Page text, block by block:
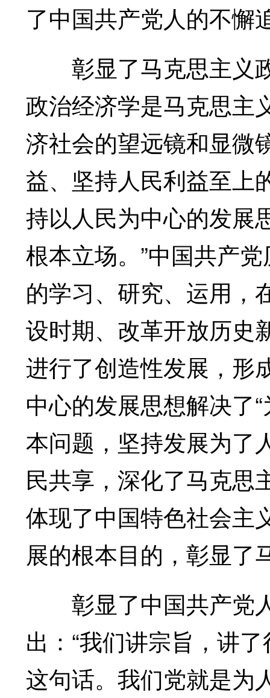
了中国共产党人的不懈
彰显了马克思主义
政治经济学是马克思主
济社会的望远镜和显微
益、坚持人民利益至上
持以人民为中心的发展
根本立场。”中国共产
的学习、研究、运用，
设时期、改革开放历史
进行了创造性发展，形
中心的发展思想解决了
本问题，坚持发展为了
民共享，深化了马克思
体现了中国特色社会主
展的根本目的，彰显了
彰显了中国共产党
出：“我们讲宗旨，讲
这句话。我们党就是为